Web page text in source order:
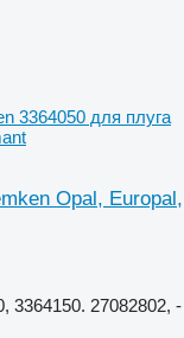
3364050 для плуга
Opal, Europal,
3364150. 27082802, -